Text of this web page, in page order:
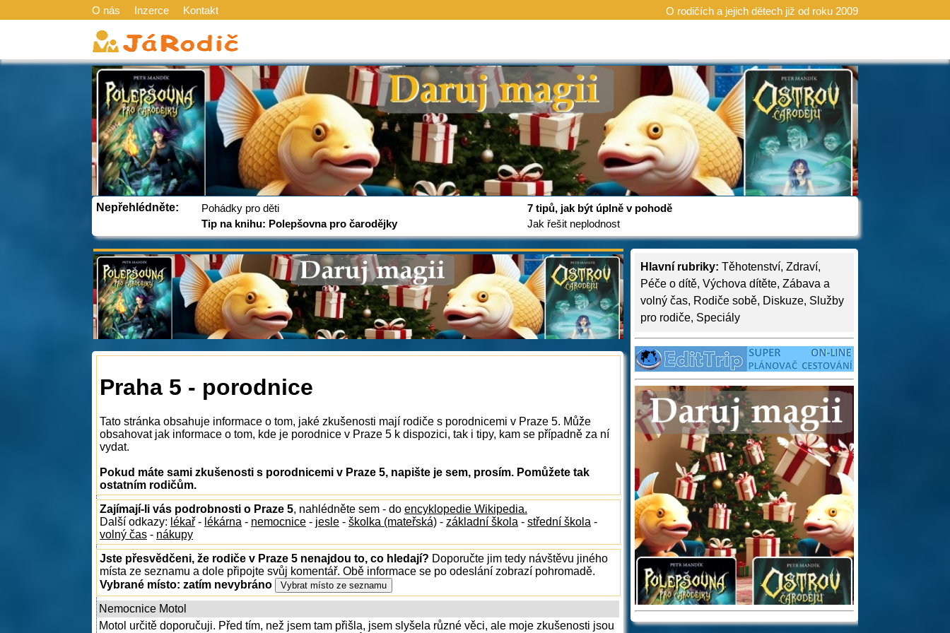
O nás Inzerce Kontakt O rodičích a jejich dětech již od roku 2009
Nepřehlédněte:
Pohádky pro děti
Tip na knihu: Polepšovna pro čarodějky
7 tipů, jak být úplně v pohodě
Jak řešit neplodnost
Hlavní rubriky: Těhotenství, Zdraví,
Péče o dítě, Výchova dítěte, Zábava a
volný čas, Rodiče sobě, Diskuze, Služby
pro rodiče, Speciály
Praha 5 - porodnice
Tato stránka obsahuje informace o tom, jaké zkušenosti mají rodiče s porodnicemi v Praze 5. Může
obsahovat jak informace o tom, kde je porodnice v Praze 5 k dispozici, tak i tipy, kam se případně za ní
vydat.
Pokud máte sami zkušenosti s porodnicemi v Praze 5, napište je sem, prosím. Pomůžete tak
ostatním rodičům.
Zajímají-li vás podrobnosti o Praze 5, nahlédněte sem - do encyklopedie Wikipedia.
Další odkazy: lékař - lékárna - nemocnice - jesle - školka (mateřská) - základní škola - střední škola -
volný čas - nákupy
Jste přesvědčeni, že rodiče v Praze 5 nenajdou to, co hledají? Doporučte jim tedy návštěvu jiného
místa ze seznamu a dole připojte svůj komentář. Obě informace se po odeslání zobrazí pohromadě.
Vybrané místo: zatím nevybráno
Nemocnice Motol
Motol určitě doporučuji. Před tím, než jsem tam přišla, jsem slyšela různé věci, ale moje zkušenosti jsou